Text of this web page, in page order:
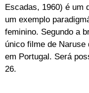
Escadas, 1960) é um
um exemplo
feminino. Segundo a
único filme de
em Portugal. Será
26.